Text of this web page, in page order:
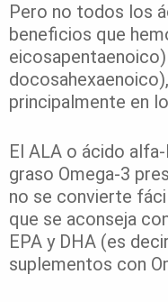
Pero no todos los
beneficios que
principalmente en
El ALA o ácido
graso Omega-3
no se convierte
que se aconseja
EPA y DHA (es
suplementos con